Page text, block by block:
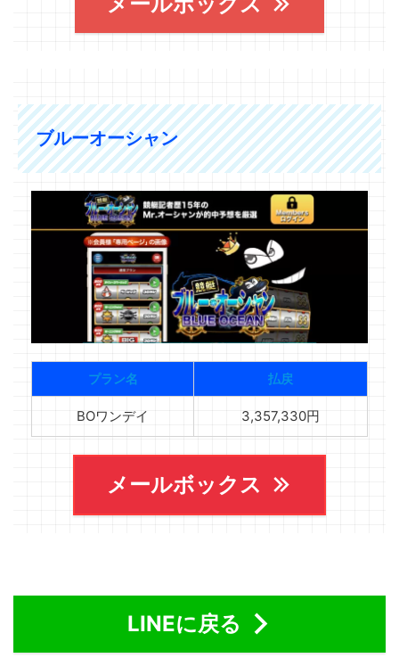
ブルーオーシャン
プラン名 払戻
BOワンデイ 3,357,330円
メールボックス
LINEに戻る